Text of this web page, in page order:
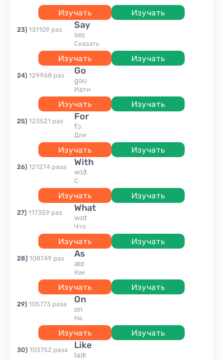
Изучать Изучать
23) 131109 раз say
seɪ
сказать
Изучать Изучать
24) 129968 раз go
gəʊ
идти
Изучать Изучать
25) 123521 раз for
fɔː
для
Изучать Изучать
26) 121274 раза with
wɪð
с
Изучать Изучать
27) 117359 раз what
wɒt
что
Изучать Изучать
28) 108749 раз as
æz
как
Изучать Изучать
29) 105773 раза on
ɒn
на
Изучать Изучать
30) 103752 раза like
laɪk